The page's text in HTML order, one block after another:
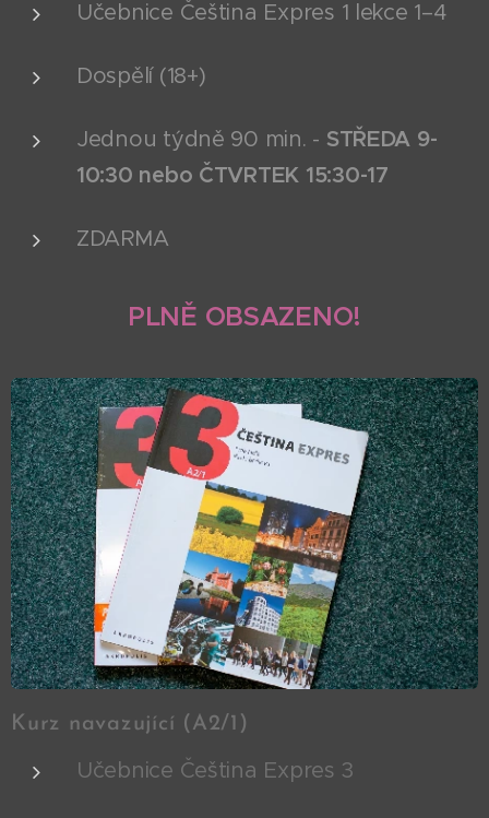
Učebnice Čeština Expres 1 lekce 1–4
Dospělí (18+)
Jednou týdně 90 min. - STŘEDA 9-
10:30 nebo ČTVRTEK 15:30-17
ZDARMA
PLNĚ OBSAZENO!
Kurz navazující (A2/1)
Učebnice Čeština Expres 3